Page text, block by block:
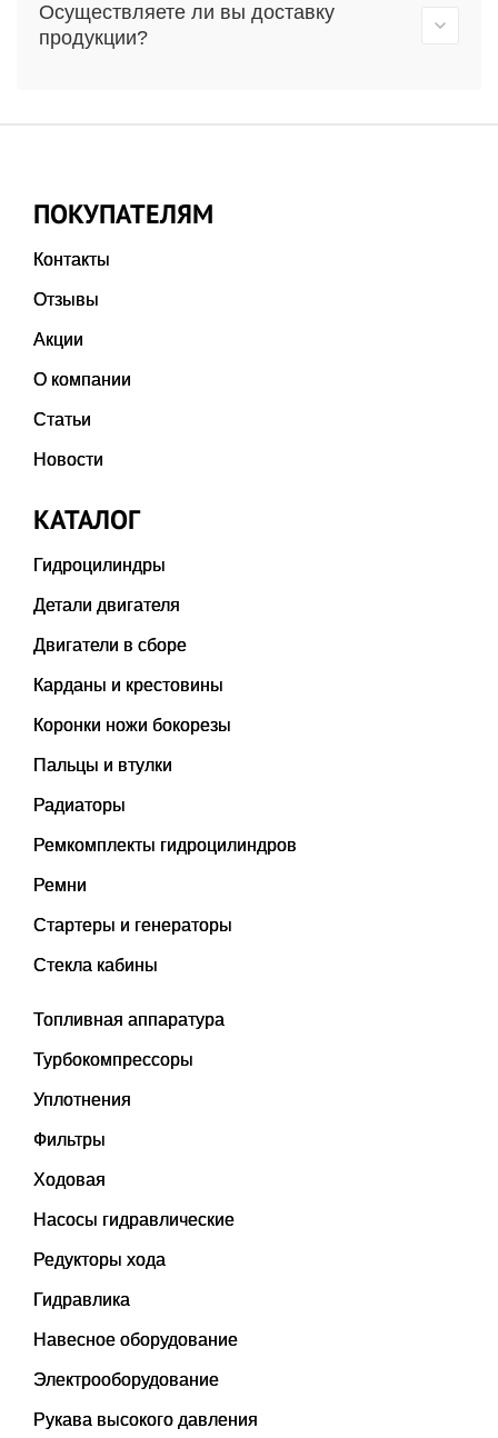
Осуществляете ли вы доставку
продукции?
ПОКУПАТЕЛЯМ
Контакты
Отзывы
Акции
О компании
Статьи
Новости
КАТАЛОГ
Гидроцилиндры
Детали двигателя
Двигатели в сборе
Карданы и крестовины
Коронки ножи бокорезы
Пальцы и втулки
Радиаторы
Ремкомплекты гидроцилиндров
Ремни
Стартеры и генераторы
Стекла кабины
Топливная аппаратура
Турбокомпрессоры
Уплотнения
Фильтры
Ходовая
Насосы гидравлические
Редукторы хода
Гидравлика
Навесное оборудование
Электрооборудование
Рукава высокого давления